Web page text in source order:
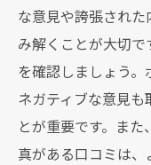
な意見や誇張され
み解くことが大切で
を確認しましょう。
ネガティブな意見
とが重要です。ま
真がある口コミは